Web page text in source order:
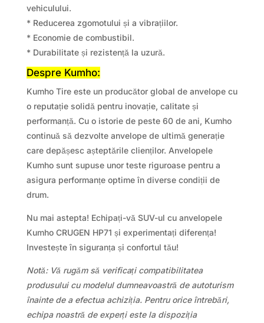
vehiculului.
* Reducerea zgomotului și a vibrațiilor.
* Economie de combustibil.
* Durabilitate și rezistență la uzură.
Despre Kumho:
Kumho Tire este un producător global de anvelope cu
o reputație solidă pentru inovație, calitate și
performanță. Cu o istorie de peste 60 de ani, Kumho
continuă să dezvolte anvelope de ultimă generație
care depășesc așteptările clienților. Anvelopele
Kumho sunt supuse unor teste riguroase pentru a
asigura performanțe optime în diverse condiții de
drum.
Nu mai astepta! Echipați-vă SUV-ul cu anvelopele
Kumho CRUGEN HP71 și experimentați diferența!
Investește în siguranța și confortul tău!
Notă: Vă rugăm să verificați compatibilitatea
produsului cu modelul dumneavoastră de autoturism
înainte de a efectua achiziția. Pentru orice întrebări,
echipa noastră de experți este la dispoziția